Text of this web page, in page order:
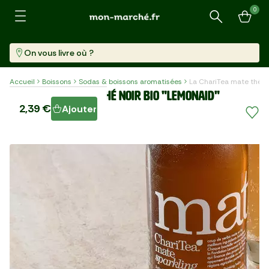
Recherche
0
On vous livre où ?
Accueil Boissons Sodas & boissons aromatisées La ChariTea mate thé
La ChariTea mate thé noir BIO "Lemonaid"
2,39 € Ajouter